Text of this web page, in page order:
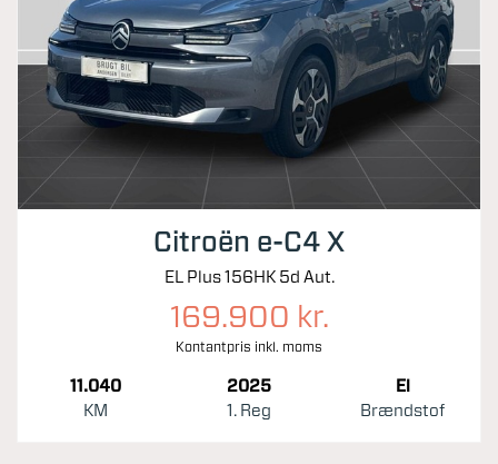
Citroën e-C4 X
EL Plus 156HK 5d Aut.
169.900 kr.
Kontantpris inkl. moms
11.040
KM
2025
1. Reg
El
Brændstof